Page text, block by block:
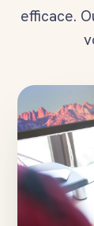
efficace.